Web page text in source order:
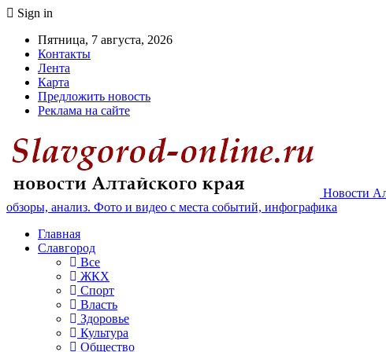
Sign in
Пятница, 7 августа, 2026
Контакты
Лента
Карта
Предложить новость
Реклама на сайте
Новости
обзоры, анализ. Фото и видео с места событий, инфографика
Главная
Славгород
Все
ЖКХ
Спорт
Власть
Здоровье
Культура
Общество